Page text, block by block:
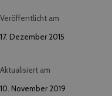
Veröffentlicht am
17. Dezember 2015
Aktualisiert am
10. November 2019